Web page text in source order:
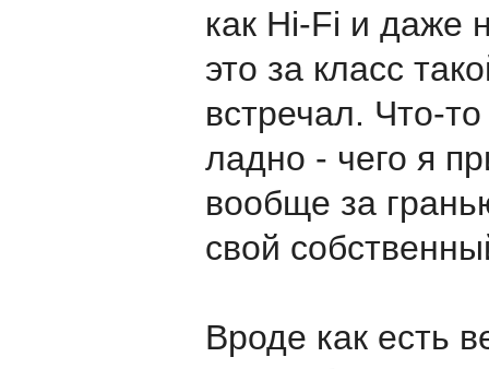
как Hi-Fi и даже
это за класс
встречал. Что-
ладно - чего я
вообще за
свой
Вроде как есть